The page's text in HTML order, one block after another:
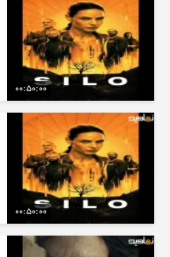
00:50:00
00:50:00